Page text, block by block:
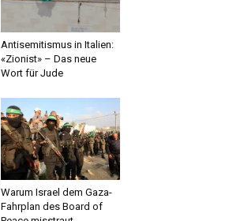
Antisemitismus in Italien:
«Zionist» – Das neue
Wort für Jude
Warum Israel dem Gaza-
Fahrplan des Board of